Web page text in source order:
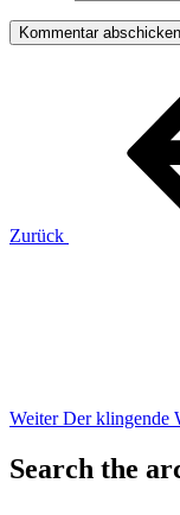
Zurück
Weiter Der klingende
Search the